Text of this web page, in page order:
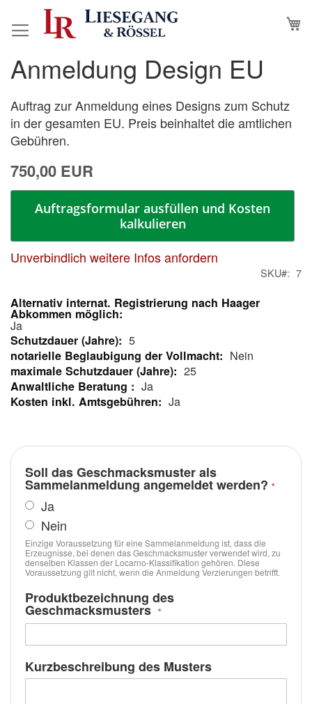
zum
Anmeldung Design EU
Auftrag zur Anmeldung eines Designs zum Schutz
in der gesamten EU. Preis beinhaltet die amtlichen
Gebühren.
750,00 EUR
Auftragsformular ausfüllen und Kosten
kalkulieren
Unverbindlich weitere Infos anfordern
SKU 7
Mehr
Informationen
Ja
5
Nein
25
Ja
Ja
Zum
Ende
Bildergalerie
springen
Zum
Anfang
Bildergalerie
springen
Soll das Geschmacksmuster als
Sammelanmeldung angemeldet werden?
Ja
Nein
Einzige Voraussetzung für eine Sammelanmeldung ist, dass die
Erzeugnisse, bei denen das Geschmacksmuster verwendet wird, zu
denselben Klassen der Locarno-Klassifikation gehören. Diese
Voraussetzung gilt nicht, wenn die Anmeldung Verzierungen betrifft.
Produktbezeichnung des
Geschmacksmusters
Kurzbeschreibung des Musters